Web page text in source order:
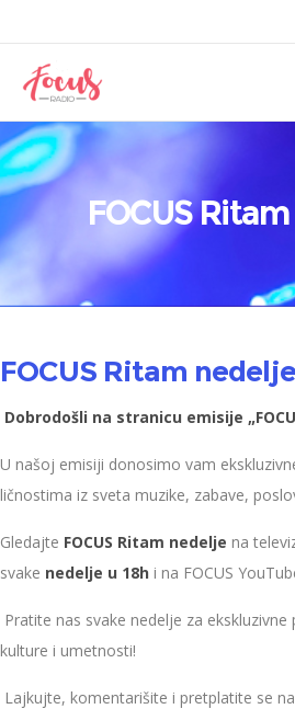
FOCUS
FOCUS Ritam nedelje
Dobrodošli na stranicu emisije
U našoj emisiji donosimo vam
ličnostima iz sveta muzike, zabave,
Gledajte FOCUS Ritam nedelje na
svake nedelje u 18h i na FOCUS
Pratite nas svake nedelje za ekskluzivne
kulture i umetnosti!
Lajkujte, komentarišite i pretplatite se